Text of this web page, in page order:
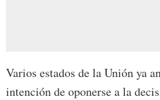
Varios estados de la Unión ya
intención de oponerse a la